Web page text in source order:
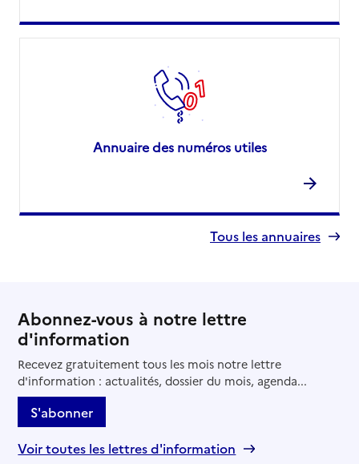
Annuaire des numéros utiles
Tous les annuaires
Abonnez-vous à notre lettre
d'information
Recevez gratuitement tous les mois notre lettre
d'information : actualités, dossier du mois, agenda...
S'abonner
Voir toutes les lettres d'information